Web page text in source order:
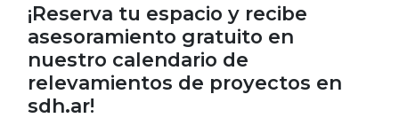
¡Reserva tu espacio y recibe
asesoramiento gratuito en
nuestro calendario de
relevamientos de proyectos en
sdh.ar!